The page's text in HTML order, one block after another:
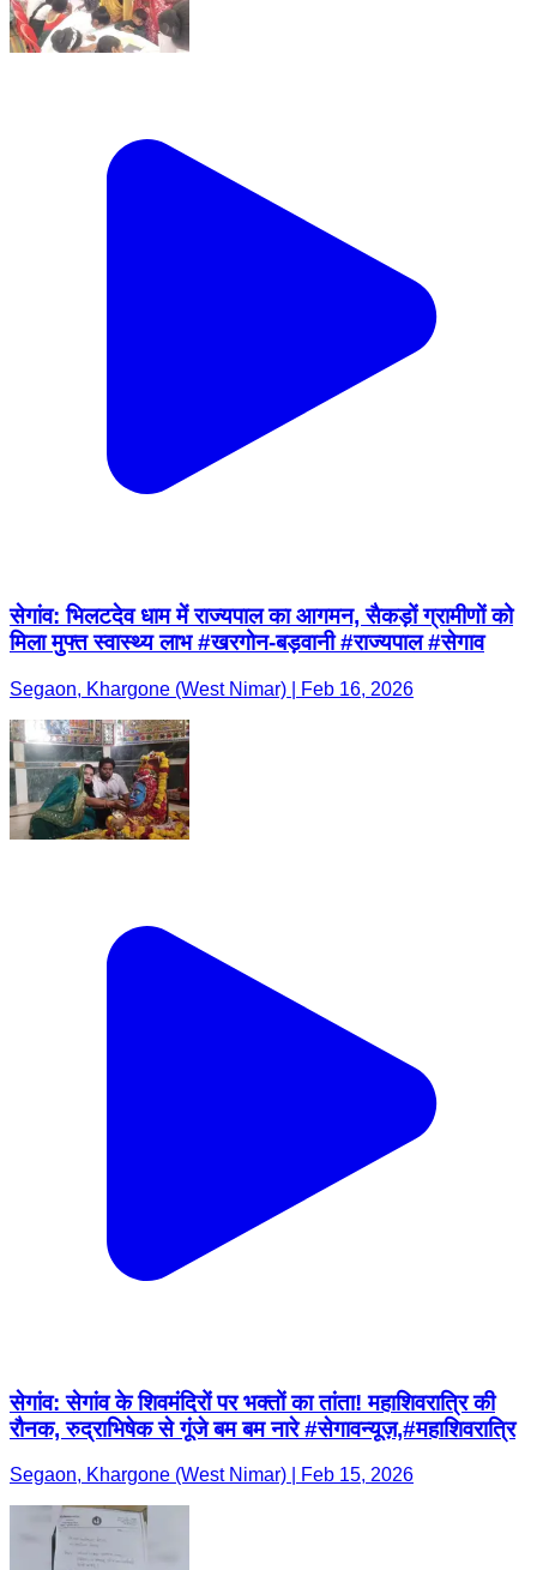
सेगांव: भिलटदेव धाम में राज्यपाल का आगमन, सैकड़ों ग्रामीणों को
मिला मुफ्त स्वास्थ्य लाभ #खरगोन-बड़वानी #राज्यपाल #सेगाव
Segaon, Khargone (West Nimar) | Feb 16, 2026
सेगांव: सेगांव के शिवमंदिरों पर भक्तों का तांता! महाशिवरात्रि की
रौनक, रुद्राभिषेक से गूंजे बम बम नारे #सेगावन्यूज़,#महाशिवरात्रि
Segaon, Khargone (West Nimar) | Feb 15, 2026